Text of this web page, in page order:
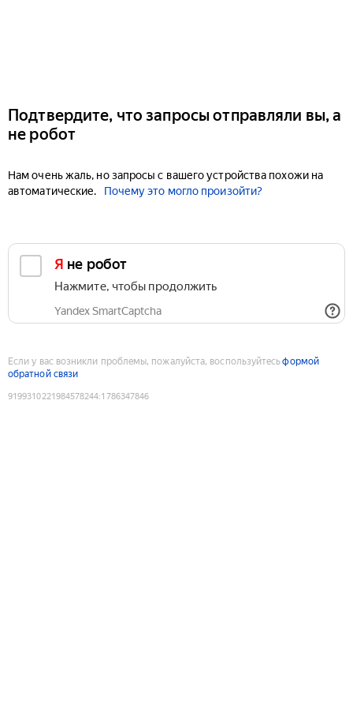
Подтвердите, что запросы отправляли вы, а
не робот
Нам очень жаль, но запросы с вашего устройства похожи на
автоматические.
Почему это могло произойти?
Я не робот
Нажмите, чтобы продолжить
Yandex SmartCaptcha
Если у вас возникли проблемы, пожалуйста, воспользуйтесьформой
обратной связи
9199310221984578244:1786347846